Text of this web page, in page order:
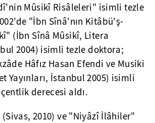
Mûsikî Risâleleri" isimli tezle
"İbn Sînâ'nın Kitâbü'ş-
(İbn Sînâ Mûsikî, Litera
2004) isimli tezle doktora;
Hâfız Hasan Efendi ve Musiki
Yayınları, İstanbul 2005) isimli
derecesi aldı.
2010) ve "Niyâzî İlâhiler"